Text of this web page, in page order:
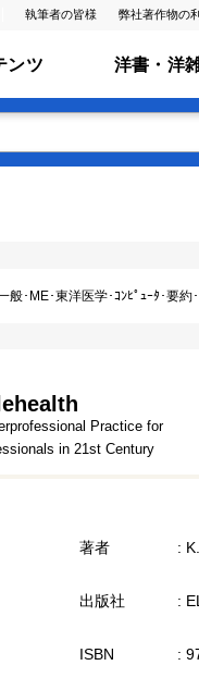
執筆者の皆様 弊社著作物の
ンツ 洋書・洋
般･ME･東洋医学･ｺﾝﾋﾟｭｰﾀ･要約
Practice for
in 21st Century
著者 :
出版社 :
ISBN :